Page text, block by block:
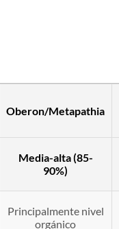
Oberon/Metapathia
Media-alta (85-
90%)
Principalmente nivel
orgánico